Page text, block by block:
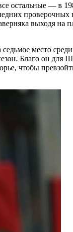
остальные — в
проверочных
выходя на
место среди
Благо он для
чтобы